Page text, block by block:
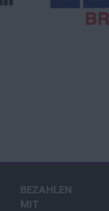
BEZAHLEN
MIT